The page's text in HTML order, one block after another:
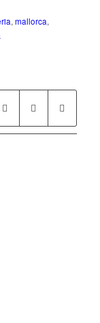
,mallorca,